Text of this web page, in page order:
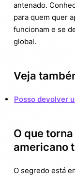
antenado.
para quem quer
funcionam e se
global.
Veja
Posso devolver
O que
americano
O segredo está